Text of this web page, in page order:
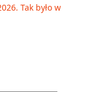
Tak było w